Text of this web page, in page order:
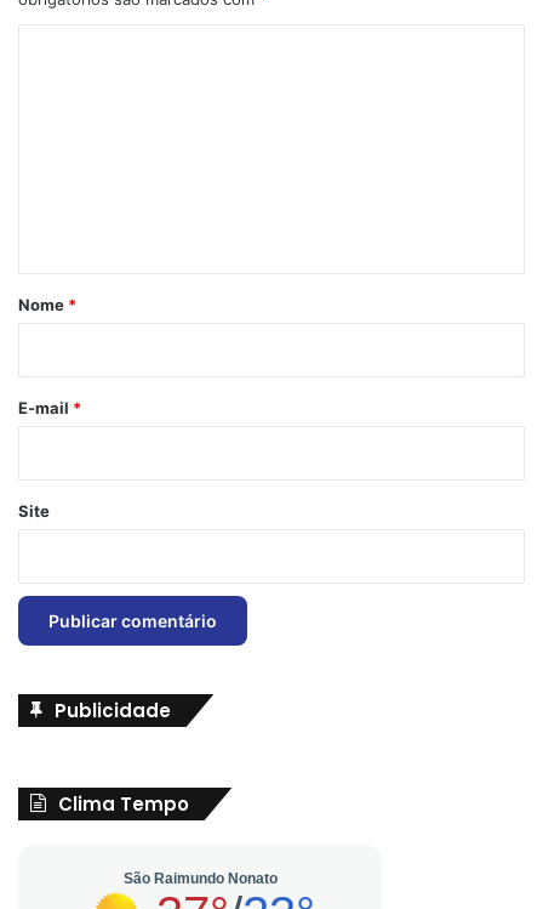
r
*
Nome *
E-mail *
Site
Publicidade
Clima Tempo